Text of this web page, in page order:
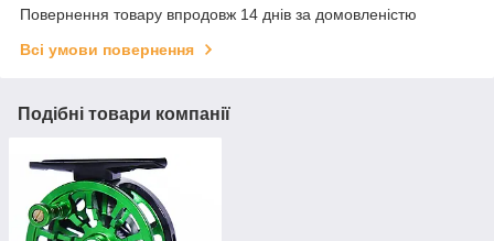
Повернення товару впродовж 14 днів за домовленістю
Всі умови повернення
Подібні товари компанії